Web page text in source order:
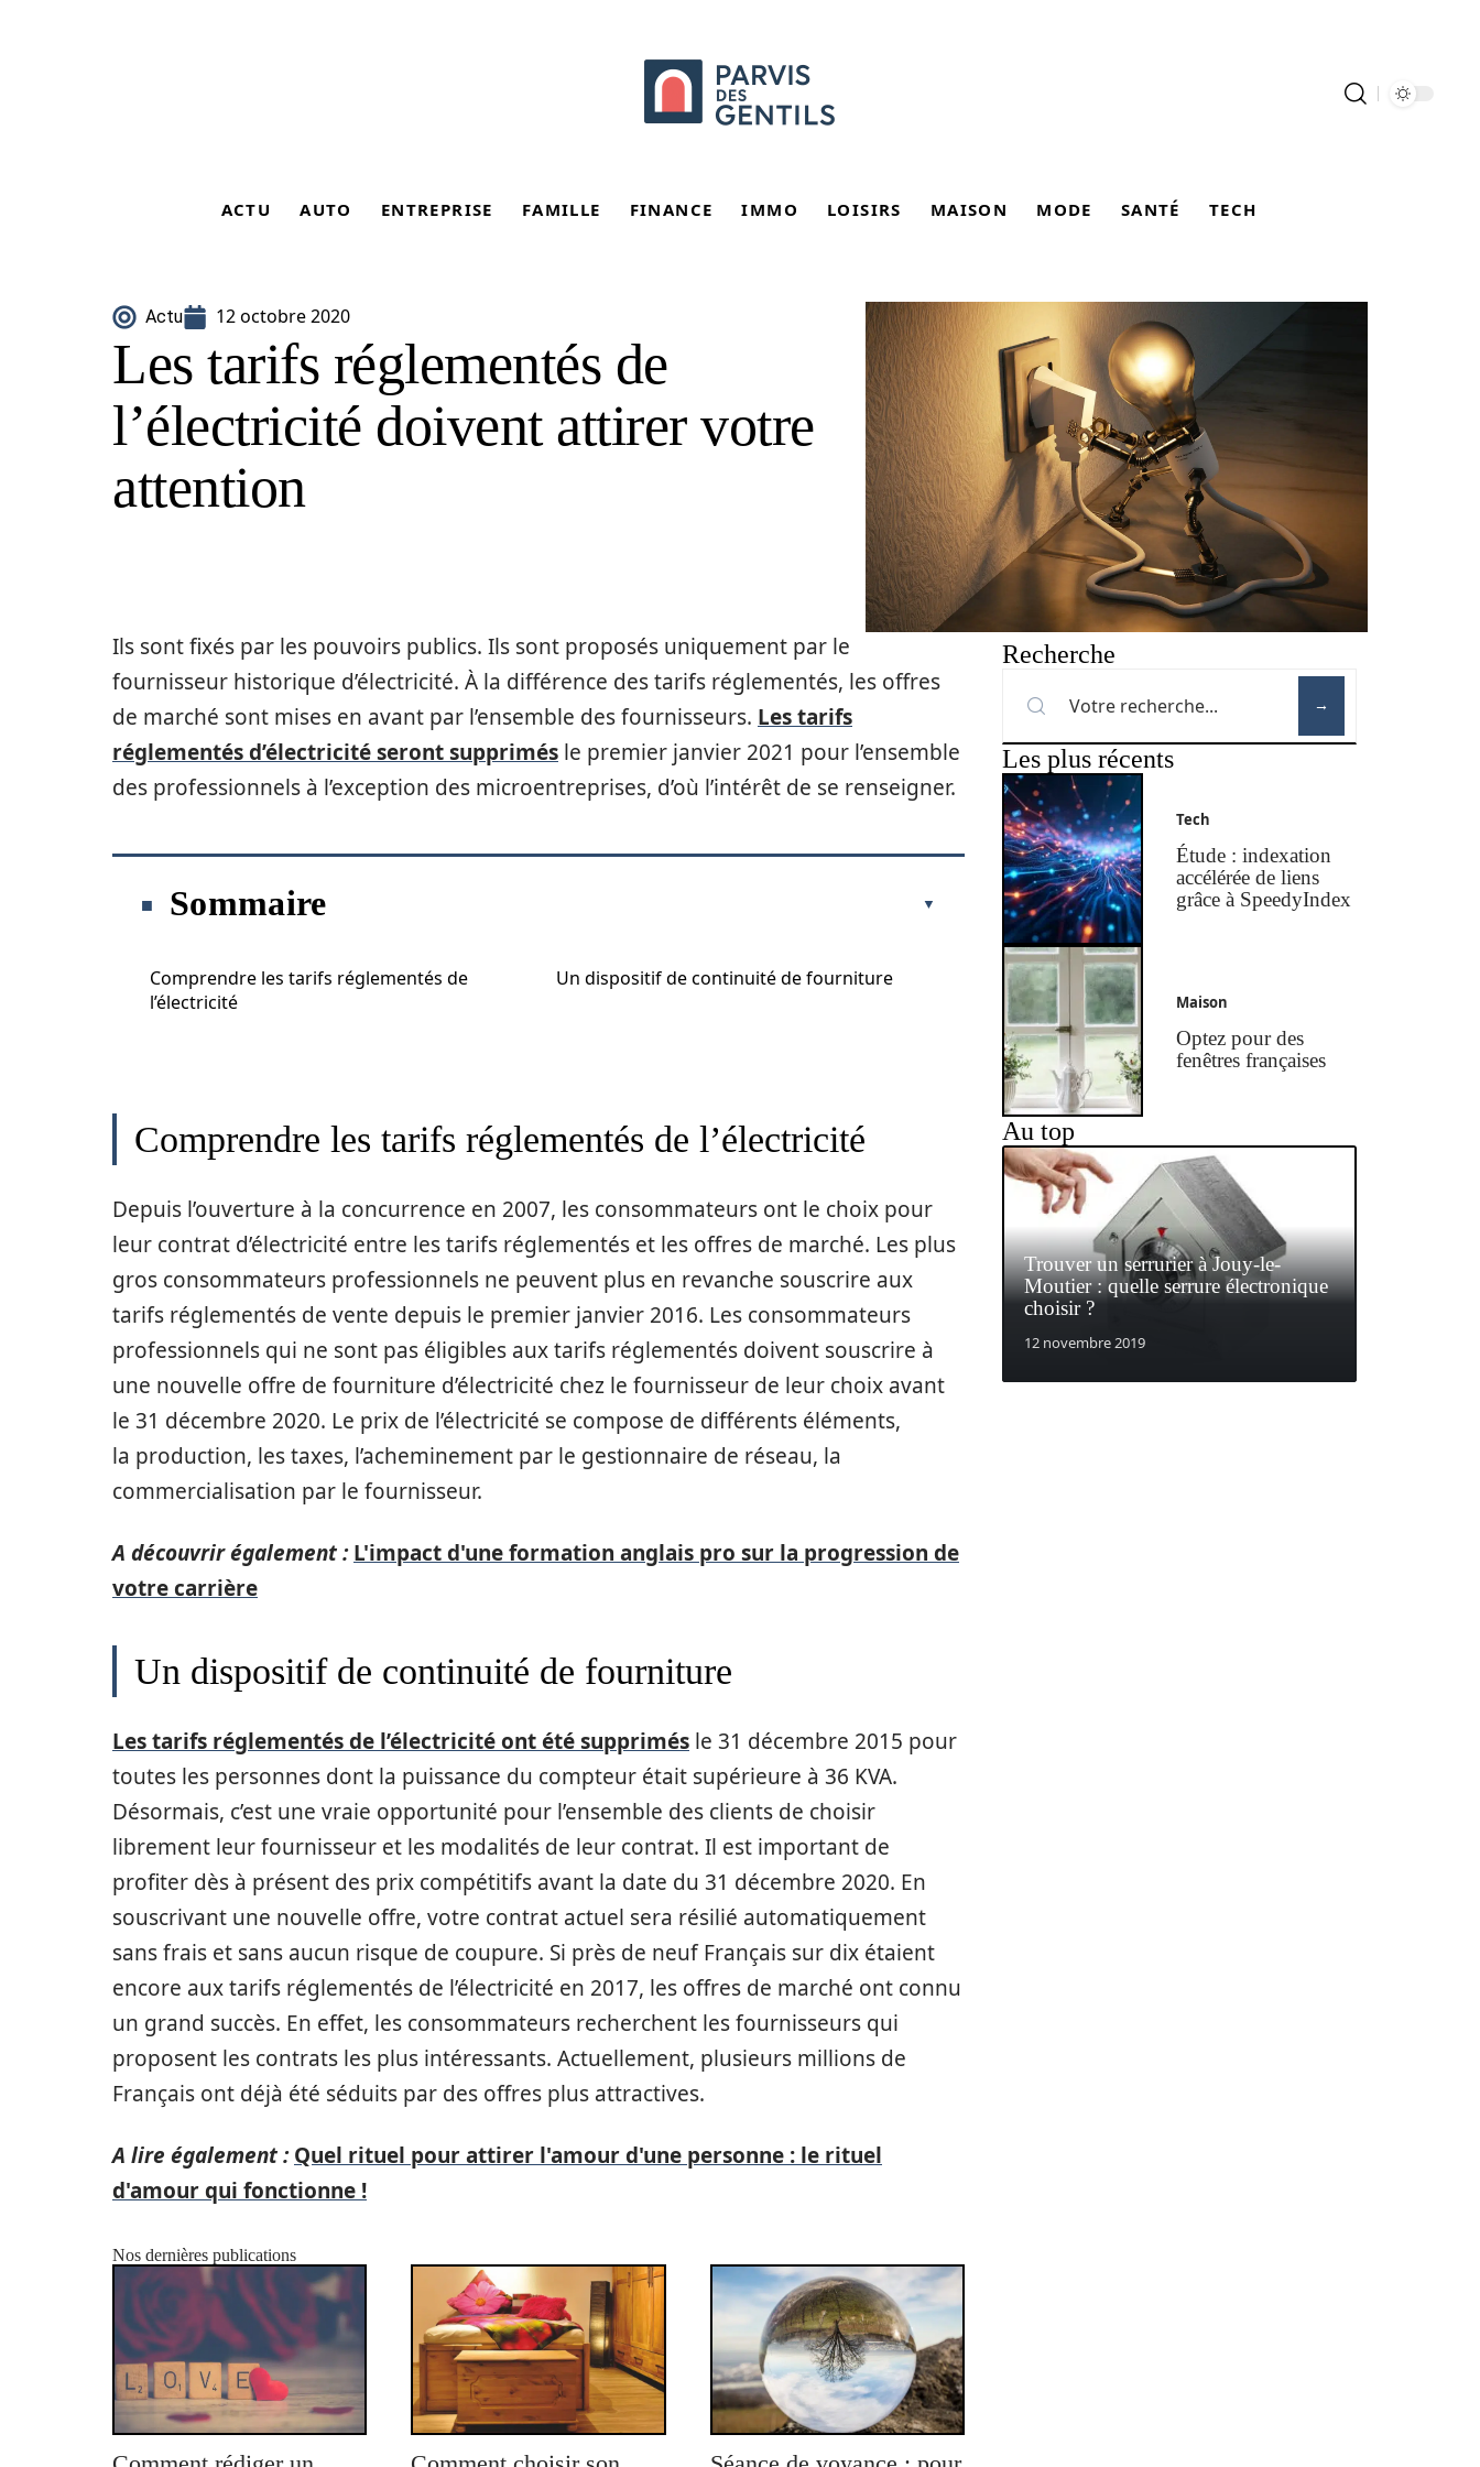
ACTU AUTO ENTREPRISE FAMILLE FINANCE IMMO LOISIRS MAISON MODE SANTÉ TECH
Actu 12 octobre 2020
Les tarifs réglementés de
l’électricité doivent attirer votre
attention
Ils sont fixés par les pouvoirs publics. Ils sont proposés uniquement par le
fournisseur historique d’électricité. À la différence des tarifs réglementés, les offres
de marché sont mises en avant par l’ensemble des fournisseurs. Les tarifs
réglementés d’électricité seront supprimés le premier janvier 2021 pour l’ensemble
des professionnels à l’exception des microentreprises, d’où l’intérêt de se renseigner.
Sommaire
Comprendre les tarifs réglementés de
l’électricité
Un dispositif de continuité de fourniture
Comprendre les tarifs réglementés de l’électricité
Depuis l’ouverture à la concurrence en 2007, les consommateurs ont le choix pour
leur contrat d’électricité entre les tarifs réglementés et les offres de marché. Les plus
gros consommateurs professionnels ne peuvent plus en revanche souscrire aux
tarifs réglementés de vente depuis le premier janvier 2016. Les consommateurs
professionnels qui ne sont pas éligibles aux tarifs réglementés doivent souscrire à
une nouvelle offre de fourniture d’électricité chez le fournisseur de leur choix avant
le 31 décembre 2020. Le prix de l’électricité se compose de différents éléments,
la production, les taxes, l’acheminement par le gestionnaire de réseau, la
commercialisation par le fournisseur.
A découvrir également : L'impact d'une formation anglais pro sur la progression de
votre carrière
Un dispositif de continuité de fourniture
Les tarifs réglementés de l’électricité ont été supprimés le 31 décembre 2015 pour
toutes les personnes dont la puissance du compteur était supérieure à 36 KVA.
Désormais, c’est une vraie opportunité pour l’ensemble des clients de choisir
librement leur fournisseur et les modalités de leur contrat. Il est important de
profiter dès à présent des prix compétitifs avant la date du 31 décembre 2020. En
souscrivant une nouvelle offre, votre contrat actuel sera résilié automatiquement
sans frais et sans aucun risque de coupure. Si près de neuf Français sur dix étaient
encore aux tarifs réglementés de l’électricité en 2017, les offres de marché ont connu
un grand succès. En effet, les consommateurs recherchent les fournisseurs qui
proposent les contrats les plus intéressants. Actuellement, plusieurs millions de
Français ont déjà été séduits par des offres plus attractives.
A lire également : Quel rituel pour attirer l'amour d'une personne : le rituel
d'amour qui fonctionne !
Nos dernières publications
Recherche
Les plus récents
Tech
Étude : indexation
accélérée de liens
grâce à SpeedyIndex
Maison
Optez pour des
fenêtres françaises
Au top
Trouver un serrurier à Jouy-le-
Moutier : quelle serrure électronique
choisir ?
12 novembre 2019